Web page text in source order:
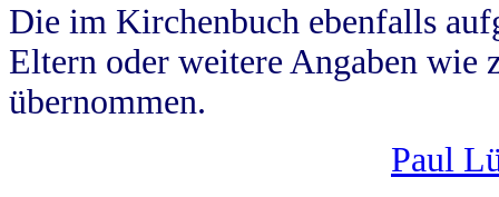
Die im Kirchenbuch ebenfalls
Eltern oder weitere Angaben wie
übernommen.
Paul